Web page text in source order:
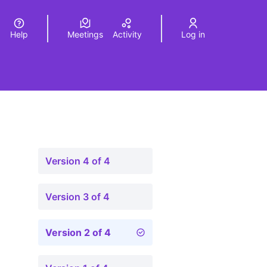
Elegir el idiomaChoose language
Help Meetings Activity Log in
Version 4 of 4
Version 3 of 4
Version 2 of 4